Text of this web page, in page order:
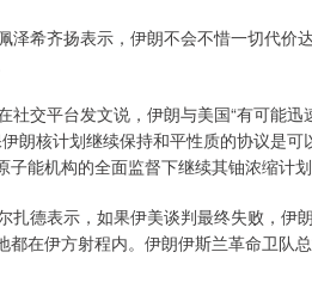
希齐扬表示，伊朗不会不惜一切代价
交平台发文说，伊朗与美国“有可能迅
朗核计划继续保持和平性质的协议是
能机构的全面监督下继续其铀浓缩计
德表示，如果伊美谈判最终失败，伊
都在伊方射程内。伊朗伊斯兰革命卫队